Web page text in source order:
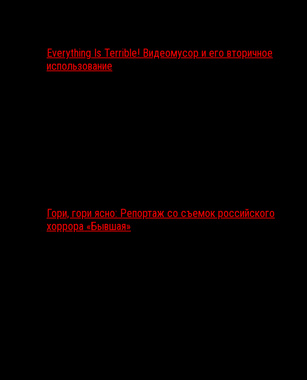
Everything Is Terrible! Видеомусор и его вторичное
использование
Гори, гори ясно: Репортаж со съемок российского
хоррора «Бывшая»